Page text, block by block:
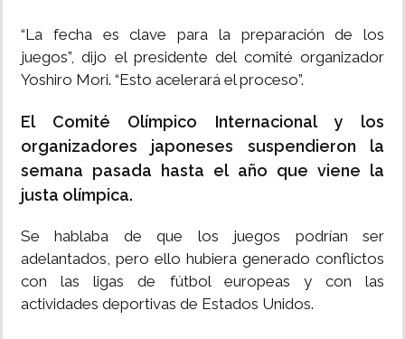
“La fecha es clave para la preparación de los
juegos”, dijo el presidente del comité organizador
Yoshiro Mori. “Esto acelerará el proceso”.
El Comité Olímpico Internacional y los
organizadores japoneses suspendieron la
semana pasada hasta el año que viene la
justa olímpica.
Se hablaba de que los juegos podrían ser
adelantados, pero ello hubiera generado conflictos
con las ligas de fútbol europeas y con las
actividades deportivas de Estados Unidos.